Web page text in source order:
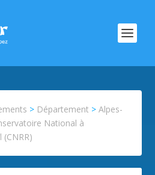
> Département >Alpes-
National à